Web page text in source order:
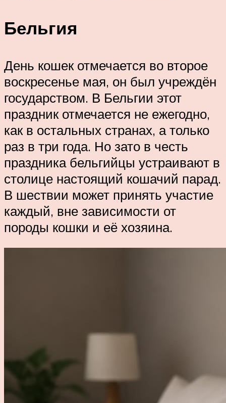
Бельгия
День кошек отмечается во второе
воскресенье мая, он был учреждён
государством. В Бельгии этот
праздник отмечается не ежегодно,
как в остальных странах, а только
раз в три года. Но зато в честь
праздника бельгийцы устраивают в
столице настоящий кошачий парад.
В шествии может принять участие
каждый, вне зависимости от
породы кошки и её хозяина.